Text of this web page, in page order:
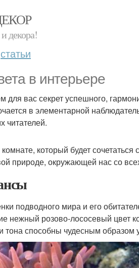
декора!
статьи
в интерьере
вас секрет успешного,
в элементарной
читателей.
который будет
природе, окружающей нас со
подводного мира и его
нежный розово-лососевый цвет
тона способны чудесным образом